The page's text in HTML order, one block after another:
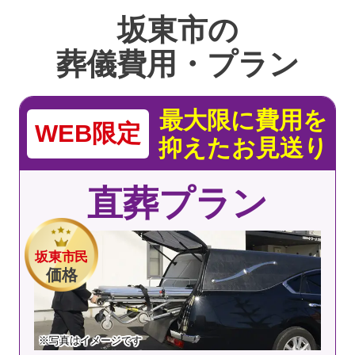
坂東市の
葬儀費用・プラン
坂東市民
価格
※写真はイメージです
WEB限定
最大限に費用を
抑えたお見送り
直葬プラン